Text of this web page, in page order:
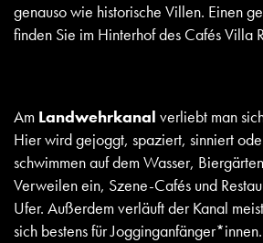
genauso wie historische Villen. Einen
finden Sie im Hinterhof des Cafés Villa
Am Landwehrkanal verliebt man
Hier wird gejoggt, spaziert, sinniert
schwimmen auf dem Wasser,
Verweilen ein, Szene-Cafés und
Ufer. Außerdem verläuft der Kanal
sich bestens für Jogginganfänger*innen.